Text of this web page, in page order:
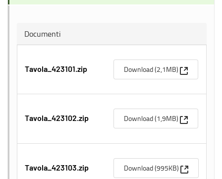
Documenti
Tavola_423101.zip Download (2,1MB) (Apre una
Tavola_423102.zip Download (1,9MB) (Apre una
Tavola_423103.zip Download (995KB) (Apre una